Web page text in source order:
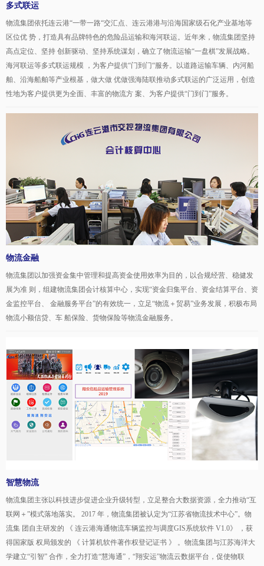
多式联运
物流集团依托连云港“一带一路“交汇点、连云港港与沿海国家级石化产业基地等
区位优 势，打造具有品牌特色的危险品运输和海河联运。近年来，物流集团坚持
高点定位、坚持 创新驱动、坚持系统谋划，确立了物流运输“一盘棋”发展战略。
海河联运等多式联运规模 ，为客户提供“门到门“服务。以道路运输车辆、内河船
舶、沿海船舶等产业根基，做大做 优做强海陆联推动多式联运的广泛运用，创造
性地为客户提供更为全面、丰富的物流方 案、为客户提供“门到门”服务。
物流金融
物流集团以加强资金集中管理和提高资金使用效率为目的，以合规经营、稳健发
展为准 则，组建物流集团会计核算中心，实现“资金归集平台、资金结算平台、资
金监控平台、 金融服务平台”的有效统一，立足“物流＋贸易”业务发展，积极布局
物流小额信贷、车 船保险、货物保险等物流金融服务。
智慧物流
物流集团主张以科技进步促进企业升级转型，立足整合大数据资源，全力推动“互
联网＋”模式落地落实。 2017 年，物流集团被认定为“江苏省物流技术中心”。物
流集 团自主研发的 《 连云港海通物流车辆监控与调度GIS系统软件 V1.0》 ，获
得国家版 权局颁发的 《 计算机软件著作权登记证书 》 。物流集团与江苏海洋大
学建立“引智” 合作，全力打造“慧海通”，“翔安运”物流云数据平台，促使物联